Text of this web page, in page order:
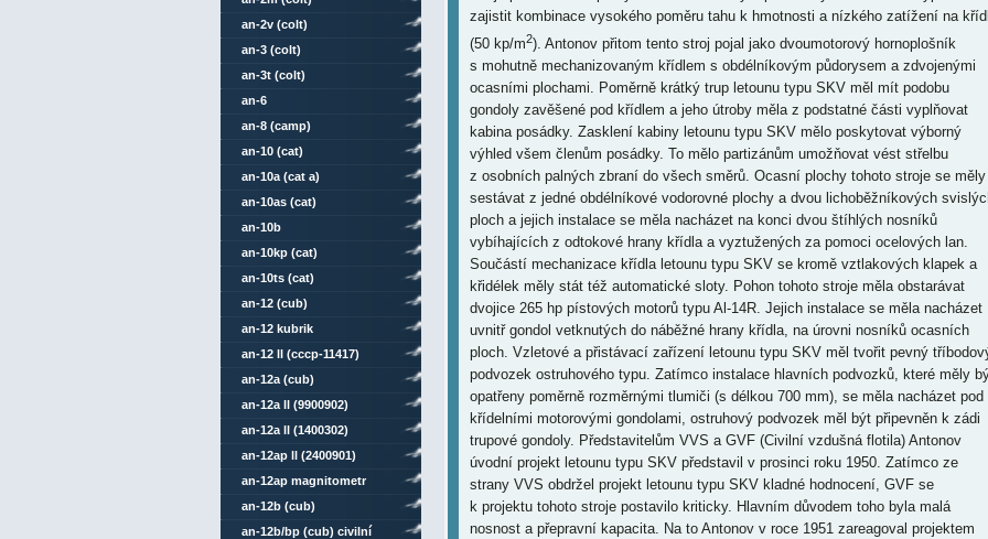
zajistit kombinace vysokého poměru tahu k hmotnosti a nízkého zatížení na
(50 kp/m2). Antonov přitom tento stroj pojal jako dvoumotorový hornoplošník
s mohutně mechanizovaným křídlem s obdélníkovým půdorysem a zdvojenými
ocasními plochami. Poměrně krátký trup letounu typu SKV měl mít podobu
gondoly zavěšené pod křídlem a jeho útroby měla z podstatné části vyplňovat
kabina posádky. Zasklení kabiny letounu typu SKV mělo poskytovat výborný
výhled všem členům posádky. To mělo partizánům umožňovat vést střelbu
z osobních palných zbraní do všech směrů. Ocasní plochy tohoto stroje se měly
sestávat z jedné obdélníkové vodorovné plochy a dvou lichoběžníkových
ploch a jejich instalace se měla nacházet na konci dvou štíhlých nosníků
vybíhajících z odtokové hrany křídla a vyztužených za pomoci ocelových lan.
Součástí mechanizace křídla letounu typu SKV se kromě vztlakových klapek a
křidélek měly stát též automatické sloty. Pohon tohoto stroje měla obstarávat
dvojice 265 hp pístových motorů typu Al-14R. Jejich instalace se měla nacházet
uvnitř gondol vetknutých do náběžné hrany křídla, na úrovni nosníků ocasních
ploch. Vzletové a přistávací zařízení letounu typu SKV měl tvořit pevný
podvozek ostruhového typu. Zatímco instalace hlavních podvozků, které měly
opatřeny poměrně rozměrnými tlumiči (s délkou 700 mm), se měla nacházet pod
křídelními motorovými gondolami, ostruhový podvozek měl být připevněn k zádi
trupové gondoly. Představitelům VVS a GVF (Civilní vzdušná flotila) Antonov
úvodní projekt letounu typu SKV představil v prosinci roku 1950. Zatímco ze
strany VVS obdržel projekt letounu typu SKV kladné hodnocení, GVF se
k projektu tohoto stroje postavilo kriticky. Hlavním důvodem toho byla malá
nosnost a přepravní kapacita. Na to Antonov v roce 1951 zareagoval projektem
an-2v (colt)
an-3 (colt)
an-3t (colt)
an-6
an-8 (camp)
an-10 (cat)
an-10a (cat a)
an-10as (cat)
an-10b
an-10kp (cat)
an-10ts (cat)
an-12 (cub)
an-12 kubrik
an-12 ll (cccp-11417)
an-12a (cub)
an-12a ll (9900902)
an-12a ll (1400302)
an-12ap ll (2400901)
an-12ap magnitometr
an-12b (cub)
an-12b/bp (cub) civilní